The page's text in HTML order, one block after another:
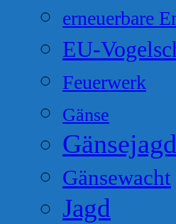
erneuerbare
EU-
Feuerwerk
Gänse
Gänsejagd
Gänsewacht
Jagd